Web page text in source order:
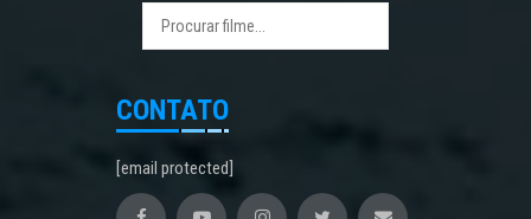
CONTATO
[email protected]